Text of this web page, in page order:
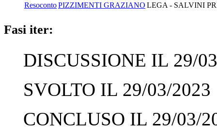
ResocontoPIZZIMENTI GRAZIANO LEGA - SALVINI
Fasi iter:
DISCUSSIONE IL 29/
SVOLTO IL 29/03/2023
CONCLUSO IL 29/03/